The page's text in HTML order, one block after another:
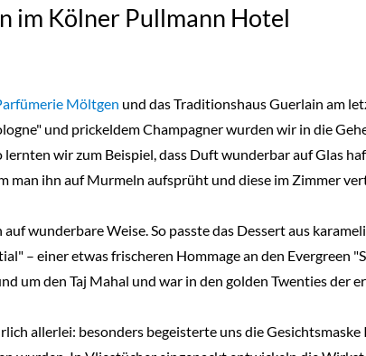
im Kölner Pullmann Hotel
Möltgen und das Traditionshaus Guerlain am
und prickeldem Champagner wurden wir in die
lernten wir zum Beispiel, dass Duft wunderbar auf Glas
man ihn auf Murmeln aufsprüht und diese im Zimmer
wunderbare Weise. So passte das Dessert aus
– einer etwas frischeren Hommage an den Evergreen
um den Taj Mahal und war in den golden Twenties der
allerlei: besonders begeisterte uns die Gesichtsmaske